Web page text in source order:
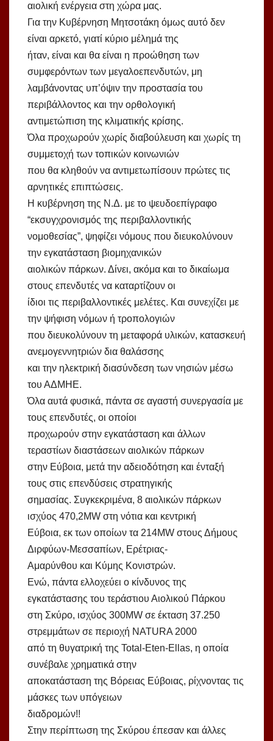
αιολική ενέργεια στη χώρα μας.
Για την Κυβέρνηση Μητσοτάκη όμως αυτό δεν
είναι αρκετό, γιατί κύριο μέλημά της
ήταν, είναι και θα είναι η προώθηση των
συμφερόντων των μεγαλοεπενδυτών, μη
λαμβάνοντας υπ’όψιν την προστασία του
περιβάλλοντος και την ορθολογική
αντιμετώπιση της κλιματικής κρίσης.
Όλα προχωρούν χωρίς διαβούλευση και χωρίς τη
συμμετοχή των τοπικών κοινωνιών
που θα κληθούν να αντιμετωπίσουν πρώτες τις
αρνητικές επιπτώσεις.
Η κυβέρνηση της Ν.Δ. με το ψευδοεπίγραφο
“εκσυγχρονισμός της περιβαλλοντικής
νομοθεσίας”, ψηφίζει νόμους που διευκολύνουν
την εγκατάσταση βιομηχανικών
αιολικών πάρκων. Δίνει, ακόμα και το δικαίωμα
στους επενδυτές να καταρτίζουν οι
ίδιοι τις περιβαλλοντικές μελέτες. Και συνεχίζει με
την ψήφιση νόμων ή τροπολογιών
που διευκολύνουν τη μεταφορά υλικών, κατασκευή
ανεμογεννητριών δια θαλάσσης
και την ηλεκτρική διασύνδεση των νησιών μέσω
του ΑΔΜΗΕ.
Όλα αυτά φυσικά, πάντα σε αγαστή συνεργασία με
τους επενδυτές, οι οποίοι
προχωρούν στην εγκατάσταση και άλλων
τεραστίων διαστάσεων αιολικών πάρκων
στην Εύβοια, μετά την αδειοδότηση και ένταξή
τους στις επενδύσεις στρατηγικής
σημασίας. Συγκεκριμένα, 8 αιολικών πάρκων
ισχύος 470,2MW στη νότια και κεντρική
Εύβοια, εκ των οποίων τα 214MW στους Δήμους
Διρφύων-Μεσσαπίων, Ερέτριας-
Αμαρύνθου και Κύμης Κονιστρών.
Ενώ, πάντα ελλοχεύει ο κίνδυνος της
εγκατάστασης του τεράστιου Αιολικού Πάρκου
στη Σκύρο, ισχύος 300MW σε έκταση 37.250
στρεμμάτων σε περιοχή NATURA 2000
από τη θυγατρική της Total-Eten-Ellas, η οποία
συνέβαλε χρηματικά στην
αποκατάσταση της Βόρειας Εύβοιας, ρίχνοντας τις
μάσκες των υπόγειων
διαδρομών!!
Στην περίπτωση της Σκύρου έπεσαν και άλλες